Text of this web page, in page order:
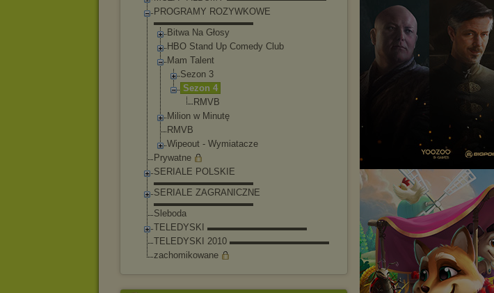
PROGRAMY ROZYWKOWE
▬▬▬▬▬▬▬▬▬▬▬
Bitwa Na Głosy
HBO Stand Up Comedy Club
Mam Talent
Sezon 3
Sezon 4
RMVB
Milion w Minutę
RMVB
Wipeout - Wymiatacze
Prywatne
SERIALE POLSKIE
▬▬▬▬▬▬▬▬▬▬▬
SERIALE ZAGRANICZNE
▬▬▬▬▬▬▬▬▬▬▬
Sleboda
TELEDYSKI ▬▬▬▬▬▬▬▬▬▬▬
TELEDYSKI 2010 ▬▬▬▬▬▬▬▬▬▬▬
zachomikowane